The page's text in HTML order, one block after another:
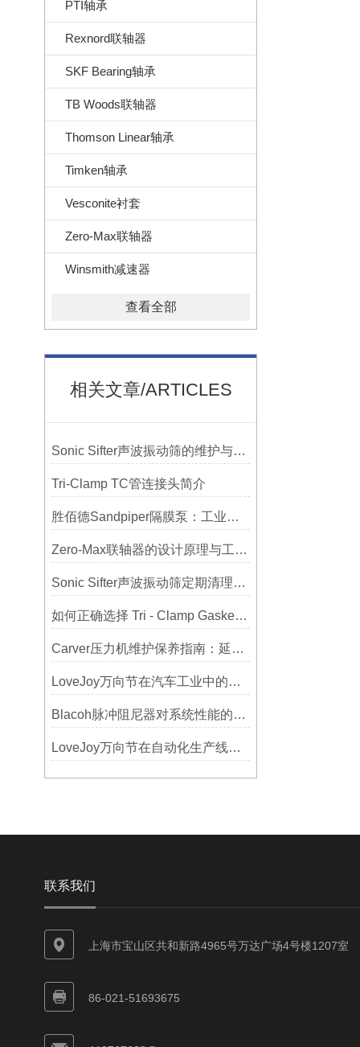
PTI轴承
Rexnord联轴器
SKF Bearing轴承
TB Woods联轴器
Thomson Linear轴承
Timken轴承
Vesconite衬套
Zero-Max联轴器
Winsmith减速器
查看全部
相关文章/ARTICLES
Sonic Sifter声波振动筛的维护与保养指南
Tri-Clamp TC管连接头简介
胜佰德Sandpiper隔膜泵：工业流体输送的可靠动力解决方案
Zero-Max联轴器的设计原理与工艺流程解析
Sonic Sifter声波振动筛定期清理的重要性
如何正确选择 Tri - Clamp Gasket 垫圈的材质与尺寸？
Carver压力机维护保养指南：延长设备寿命的关键
LoveJoy万向节在汽车工业中的重要性
Blacoh脉冲阻尼器对系统性能的影响分析
LoveJoy万向节在自动化生产线中的核心作用
联系我们
上海市宝山区共和新路4965号万达广场4号楼1207室
86-021-51693675